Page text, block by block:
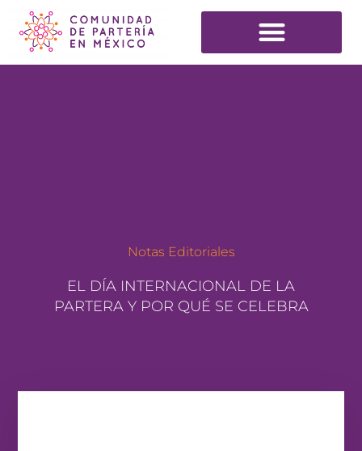
Notas Editoriales
EL DÍA INTERNACIONAL DE LA
PARTERA Y POR QUÉ SE CELEBRA